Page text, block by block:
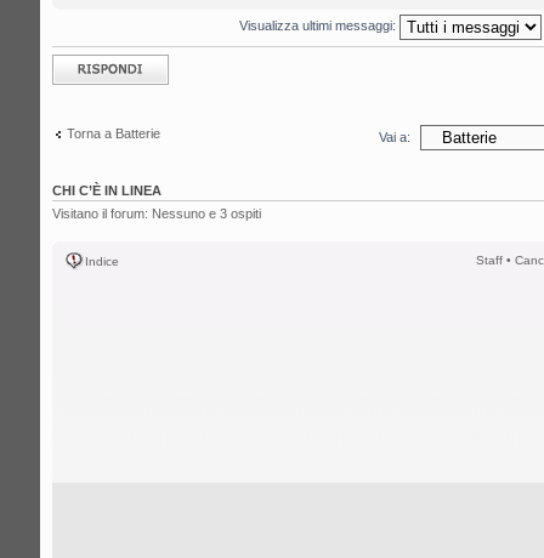
Visualizza ultimi messaggi:
Rispondi al
messaggio
Torna a Batterie Vai a:
CHI C’È IN LINEA
Visitano il forum: Nessuno e 3 ospiti
Indice Staff •